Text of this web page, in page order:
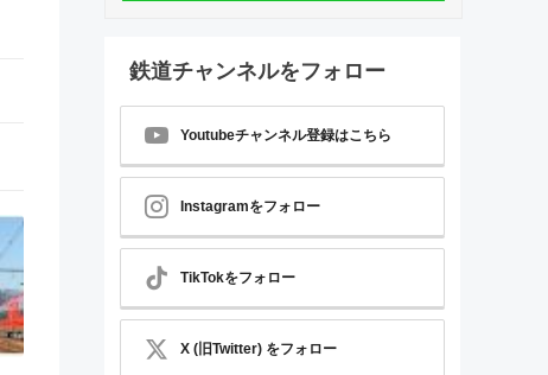
鉄道チャンネルをフォロー
Youtubeチャンネル登録はこちら
Instagramをフォロー
TikTokをフォロー
X (旧Twitter) をフォロー